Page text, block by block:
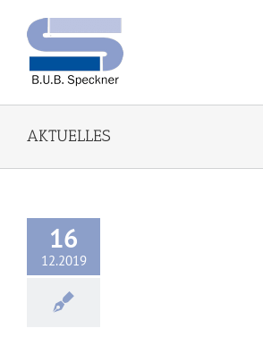
Inhalt
springen
AKTUELLES
16
12.2019